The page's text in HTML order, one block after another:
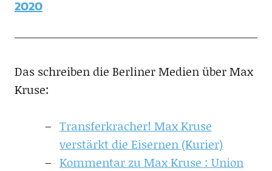
2020
Das schreiben die Berliner Medien über Max
Kruse:
Transferkracher! Max Kruse
verstärkt die Eisernen (Kurier)
Kommentar zu Max Kruse : Union